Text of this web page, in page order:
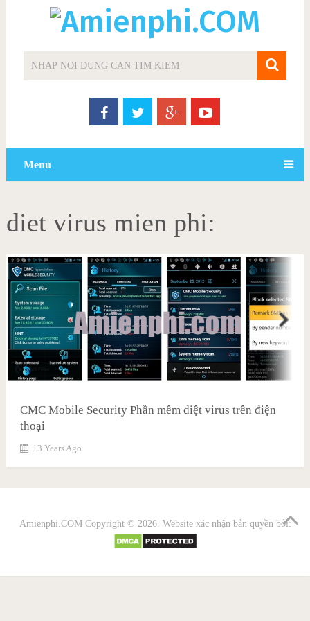
Menu
diet virus mien phi:
CMC Mobile Security Phần mềm diệt virus trên điện
thoại
13 Years Ago
Amienphi.COMCopyright © 2026. Website xác nhận bản quyền bởi: